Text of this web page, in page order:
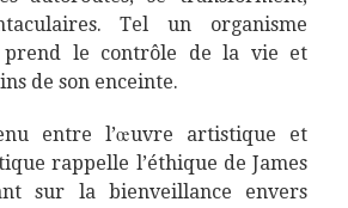
Tel un organisme
le contrôle de la vie et
de son enceinte.
entre l’œuvre artistique et
rappelle l’éthique de James
sur la bienveillance envers